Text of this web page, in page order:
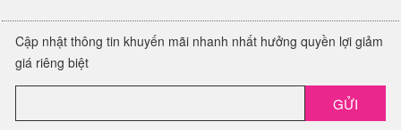
Cập nhật thông tin khuyến mãi nhanh nhất hưởng quyền lợi giảm
giá riêng biệt
GỬI